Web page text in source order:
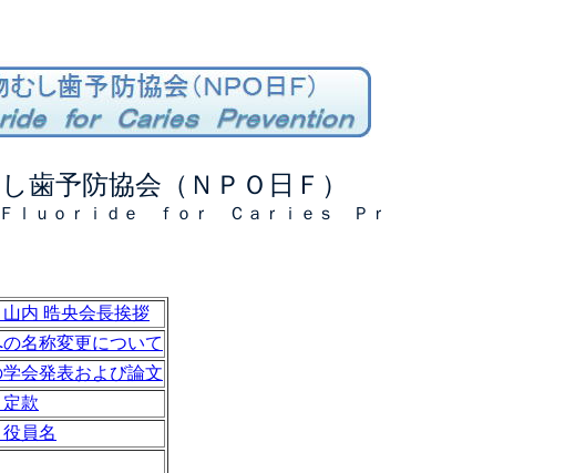
歯予防協会（ＮＰＯ日Ｆ）
ｌｕｏｒｉｄｅ ｆｏｒ Ｃａｒｉｅｓ Ｐｒ
内 晧央会長挨拶
名称変更について
会発表および論文
款
員名